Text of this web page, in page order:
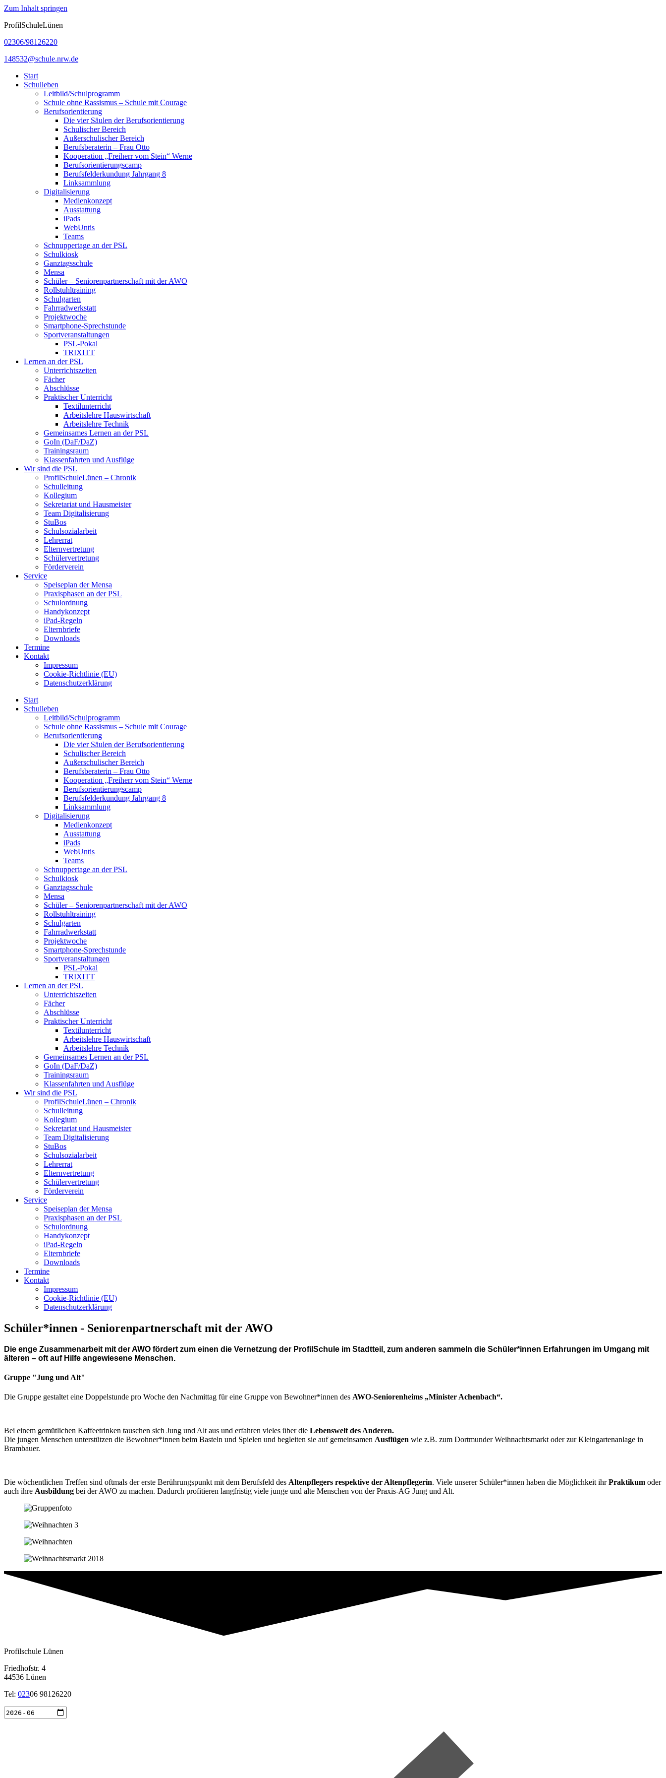
Zum Inhalt springen
ProfilSchuleLünen
02306/98126220
148532@schule.nrw.de
Start
Schulleben
Leitbild/Schulprogramm
Schule ohne Rassismus – Schule mit Courage
Berufsorientierung
Die vier Säulen der Berufsorientierung
Schulischer Bereich
Außerschulischer Bereich
Berufsberaterin – Frau Otto
Kooperation „Freiherr vom Stein“ Werne
Berufsorientierungscamp
Berufsfelderkundung Jahrgang 8
Linksammlung
Digitalisierung
Medienkonzept
Ausstattung
iPads
WebUntis
Teams
Schnuppertage an der PSL
Schulkiosk
Ganztagsschule
Mensa
Schüler – Seniorenpartnerschaft mit der AWO
Rollstuhltraining
Schulgarten
Fahrradwerkstatt
Projektwoche
Smartphone-Sprechstunde
Sportveranstaltungen
PSL-Pokal
TRIXITT
Lernen an der PSL
Unterrichtszeiten
Fächer
Abschlüsse
Praktischer Unterricht
Textilunterricht
Arbeitslehre Hauswirtschaft
Arbeitslehre Technik
Gemeinsames Lernen an der PSL​
GoIn (DaF/DaZ)
Trainingsraum
Klassenfahrten und Ausflüge
Wir sind die PSL
ProfilSchuleLünen – Chronik
Schulleitung
Kollegium
Sekretariat und Hausmeister
Team Digitalisierung
StuBos
Schulsozialarbeit
Lehrerrat
Elternvertretung
Schülervertretung
Förderverein
Service
Speiseplan der Mensa
Praxisphasen an der PSL
Schulordnung
Handykonzept
iPad-Regeln
Elternbriefe
Downloads
Termine
Kontakt
Impressum
Cookie-Richtlinie (EU)
Datenschutzerklärung
Start
Schulleben
Leitbild/Schulprogramm
Schule ohne Rassismus – Schule mit Courage
Berufsorientierung
Die vier Säulen der Berufsorientierung
Schulischer Bereich
Außerschulischer Bereich
Berufsberaterin – Frau Otto
Kooperation „Freiherr vom Stein“ Werne
Berufsorientierungscamp
Berufsfelderkundung Jahrgang 8
Linksammlung
Digitalisierung
Medienkonzept
Ausstattung
iPads
WebUntis
Teams
Schnuppertage an der PSL
Schulkiosk
Ganztagsschule
Mensa
Schüler – Seniorenpartnerschaft mit der AWO
Rollstuhltraining
Schulgarten
Fahrradwerkstatt
Projektwoche
Smartphone-Sprechstunde
Sportveranstaltungen
PSL-Pokal
TRIXITT
Lernen an der PSL
Unterrichtszeiten
Fächer
Abschlüsse
Praktischer Unterricht
Textilunterricht
Arbeitslehre Hauswirtschaft
Arbeitslehre Technik
Gemeinsames Lernen an der PSL​
GoIn (DaF/DaZ)
Trainingsraum
Klassenfahrten und Ausflüge
Wir sind die PSL
ProfilSchuleLünen – Chronik
Schulleitung
Kollegium
Sekretariat und Hausmeister
Team Digitalisierung
StuBos
Schulsozialarbeit
Lehrerrat
Elternvertretung
Schülervertretung
Förderverein
Service
Speiseplan der Mensa
Praxisphasen an der PSL
Schulordnung
Handykonzept
iPad-Regeln
Elternbriefe
Downloads
Termine
Kontakt
Impressum
Cookie-Richtlinie (EU)
Datenschutzerklärung
Schüler*innen - Seniorenpartnerschaft mit der AWO
Die enge Zusammenarbeit mit der AWO fördert zum einen die Vernetzung der ProfilSchule im Stadtteil, zum anderen sammeln die Schüler*innen Erfahrungen im Umgang mit
älteren – oft auf Hilfe angewiesene Menschen.
Gruppe "Jung und Alt"
Die Gruppe gestaltet eine Doppelstunde pro Woche den Nachmittag für eine Gruppe von Bewohner*innen des AWO-Seniorenheims „Minister Achenbach“.
Bei einem gemütlichen Kaffeetrinken tauschen sich Jung und Alt aus und erfahren vieles über die Lebenswelt des Anderen.
Die jungen Menschen unterstützen die Bewohner*innen beim Basteln und Spielen und begleiten sie auf gemeinsamen Ausflügen wie z.B. zum Dortmunder Weihnachtsmarkt oder zur Kleingartenanlage in
Brambauer.
Die wöchentlichen Treffen sind oftmals der erste Berührungspunkt mit dem Berufsfeld des Altenpflegers respektive der Altenpflegerin. Viele unserer Schüler*innen haben die Möglichkeit ihrPraktikum oder
auch ihre Ausbildung bei der AWO zu machen. Dadurch profitieren langfristig viele junge und alte Menschen von der Praxis-AG Jung und Alt.
Profilschule Lünen
Friedhofstr. 4
44536 Lünen
Tel: 02306 98126220